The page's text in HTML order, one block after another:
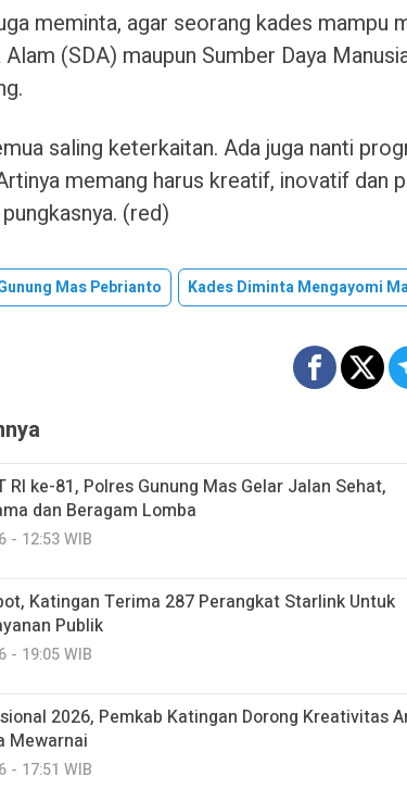
meminta, agar seorang kades mampu
Alam (SDA) maupun Sumber Daya
saling keterkaitan. Ada juga nanti
memang harus kreatif, inovatif dan
(red)
Mas Pebrianto Kades Diminta Mengayomi
RI ke-81, Polres Gunung Mas Gelar Jalan Sehat,
dan Beragam Lomba
- 12:53 WIB
Katingan Terima 287 Perangkat Starlink Untuk
Publik
- 19:05 WIB
2026, Pemkab Katingan Dorong Kreativitas
Mewarnai
- 17:51 WIB